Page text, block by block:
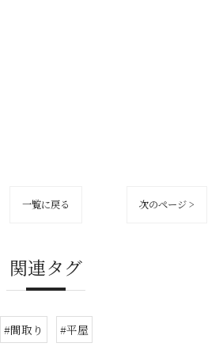
一覧に戻る 次のページ >
関連タグ
#間取り #平屋